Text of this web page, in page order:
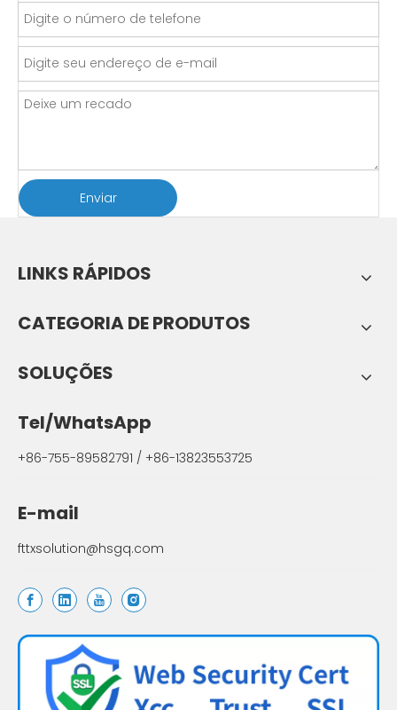
Enviar
LINKS RÁPIDOS
CATEGORIA DE PRODUTOS
SOLUÇÕES
Tel/WhatsApp
+86-755-89582791 / +86-13823553725
E-mail
fttxsolution@hsgq.com